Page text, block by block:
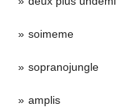
soimeme
sopranojungle
amplis